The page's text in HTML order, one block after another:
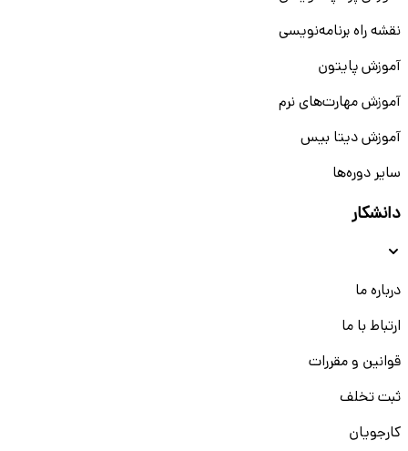
نقشه راه برنامه‌نویسی
آموزش پایتون
آموزش مهارت‌های نرم
آموزش دیتا بیس
سایر دوره‌ها
دانشکار
درباره ما
ارتباط با ما
قوانین و مقررات
ثبت تخلف
کارجویان